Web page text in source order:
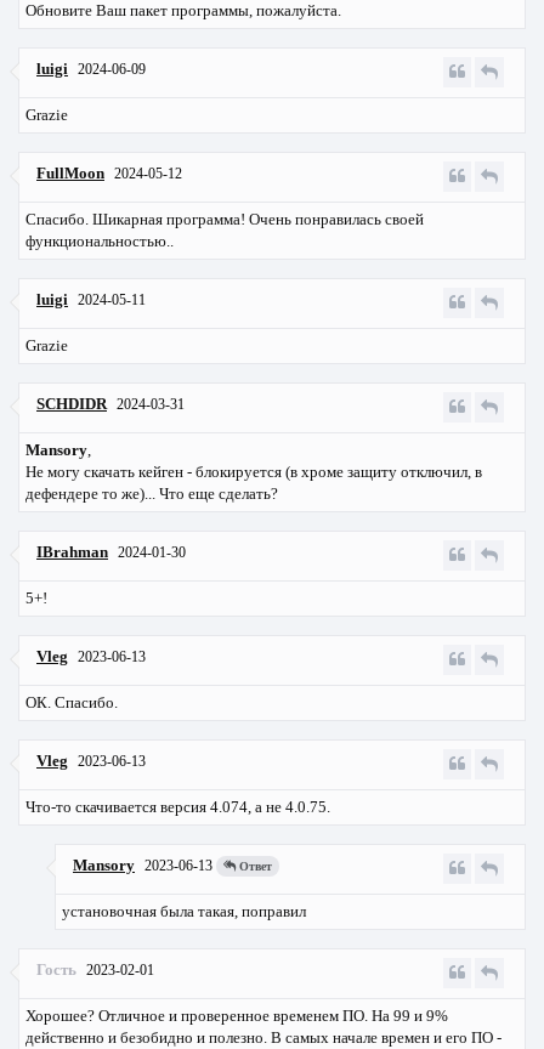
Обновите Ваш пакет программы, пожалуйста.
luigi 2024-06-09
Grazie
FullMoon 2024-05-12
Спасибо. Шикарная программа! Очень понравилась своей
функциональностью..
luigi 2024-05-11
Grazie
SCHDIDR 2024-03-31
Mansory,
Не могу скачать кейген - блокируется (в хроме защиту отключил, в
дефендере то же)... Что еще сделать?
IBrahman 2024-01-30
5+!
Vleg 2023-06-13
ОК. Спасибо.
Vleg 2023-06-13
Что-то скачивается версия 4.074, а не 4.0.75.
Mansory 2023-06-13 Ответ
установочная была такая, поправил
Гость 2023-02-01
Хорошее? Отличное и проверенное временем ПО. На 99 и 9%
действенно и безобидно и полезно. В самых начале времен и его ПО -